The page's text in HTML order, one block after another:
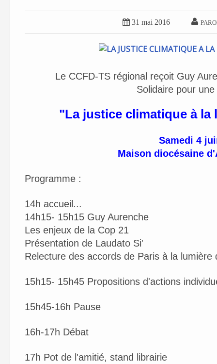
 31 mai 2016 
Le CCFD-TS régional reçoit Guy
Solidaire pour
"La justice climatique à la
Samedi 4
Maison diocésaine
Programme :
14h accueil ...
14h15- 15h15 Guy Aurenche
Les enjeux de la Cop 21
Présentation de Laudato Si'
Relecture des accords de Paris à la lumière
15h15- 15h45 Propositions d'actions
15h45-16h Pause
16h-17h Débat
17h Pot de l'amitié, stand librairie